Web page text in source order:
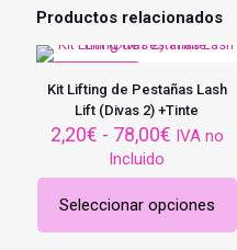
Productos relacionados
Kit Lifting de Pestañas Lash
Lift (Divas 2) +Tinte
2,20€ - 78,00€Rango
precios:
desde
2,20€
hasta
IVA no
Incluido
Seleccionar opciones
Este
producto